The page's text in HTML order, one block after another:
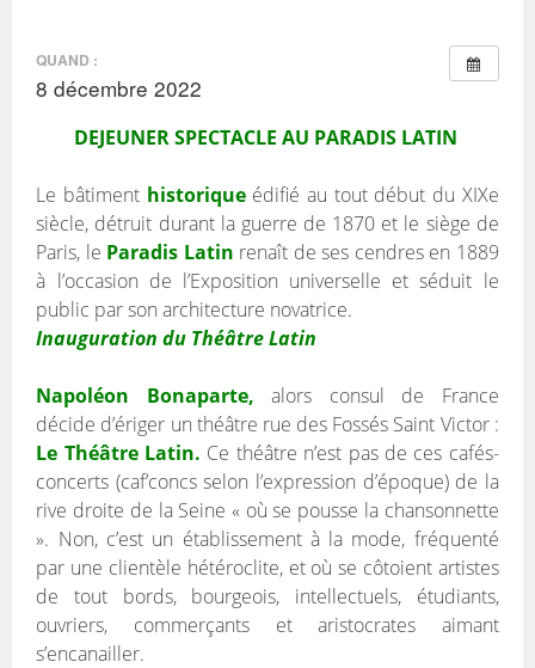
QUAND :
8 décembre 2022
DEJEUNER SPECTACLE AU PARADIS LATIN
Le bâtiment historiqueédifié au tout début du XIXe
siècle, détruit durant la guerre de 1870 et le siège de
Paris, le Paradis Latin renaît de ses cendres en 1889
à l’occasion de l’Exposition universelle et séduit le
public par son architecture novatrice.
Inauguration du Théâtre Latin
Napoléon Bonaparte,
alors consul de France
décide d’ériger un théâtre rue des Fossés Saint Victor :
Le Théâtre Latin. Ce théâtre n’est pas de ces cafés-
concerts (caf’concs selon l’expression d’époque) de la
rive droite de la Seine « où se pousse la chansonnette
». Non, c’est un établissement à la mode, fréquenté
par une clientèle hétéroclite, et où se côtoient artistes
de tout bords, bourgeois, intellectuels, étudiants,
ouvriers, commerçants et aristocrates aimant
s’encanailler.